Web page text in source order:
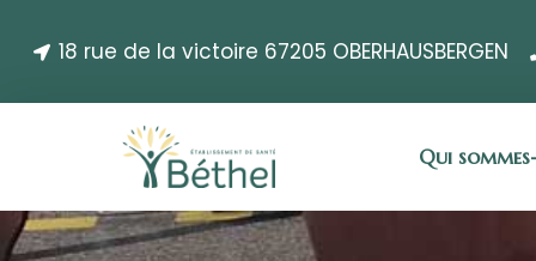
18 rue de la victoire 67205 OBERHAUSBERGEN
Qui